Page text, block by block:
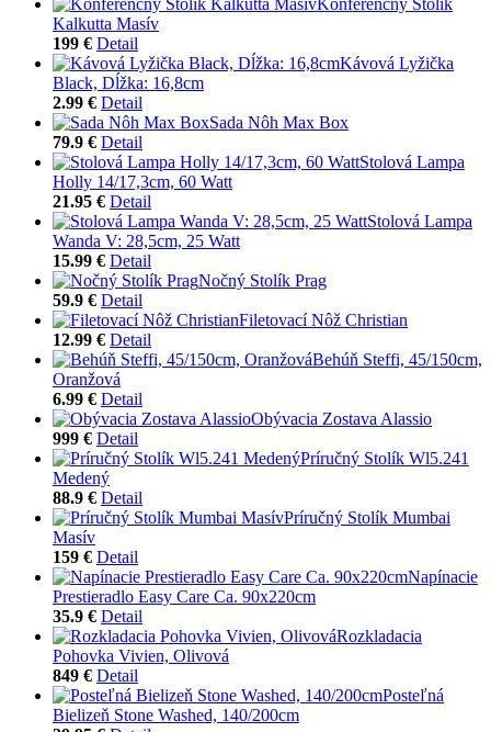
Kalkutta Masív
199 € Detail
Kávová Lyžička
Black, Dĺžka: 16,8cm
2.99 € Detail
Sada Nôh Max Box
79.9 € Detail
Stolová Lampa
Holly 14/17,3cm, 60 Watt
21.95 € Detail
Stolová Lampa
Wanda V: 28,5cm, 25 Watt
15.99 € Detail
Nočný Stolík Prag
59.9 € Detail
Filetovací Nôž Christian
12.99 € Detail
Behúň Steffi, 45/150cm,
Oranžová
6.99 € Detail
Obývacia Zostava Alassio
999 € Detail
Príručný Stolík Wl5.241
Medený
88.9 € Detail
Príručný Stolík Mumbai
Masív
159 € Detail
Napínacie
Prestieradlo Easy Care Ca. 90x220cm
35.9 € Detail
Rozkladacia
Pohovka Vivien, Olivová
849 € Detail
Posteľná
Bielizeň Stone Washed, 140/200cm